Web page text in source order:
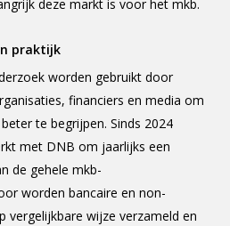
deze markt is voor het mkb.
praktijk
worden gebruikt door
financiers en media om
te begrijpen. Sinds 2024
met DNB om jaarlijks een
de gehele mkb-
worden bancaire en non-
vergelijkbare wijze verzameld en